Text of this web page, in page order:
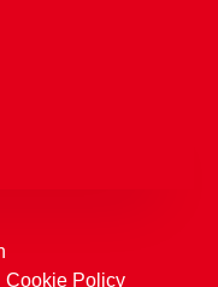
Cookie Policy